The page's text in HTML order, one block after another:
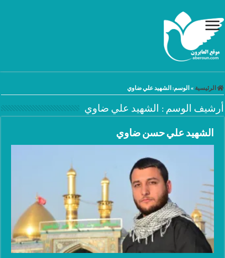
الرئيسية » الوسم:الشهيد علي ضاوي
أرشيف الوسم : الشهيد علي ضاوي
الشهيد علي حسن ضاوي